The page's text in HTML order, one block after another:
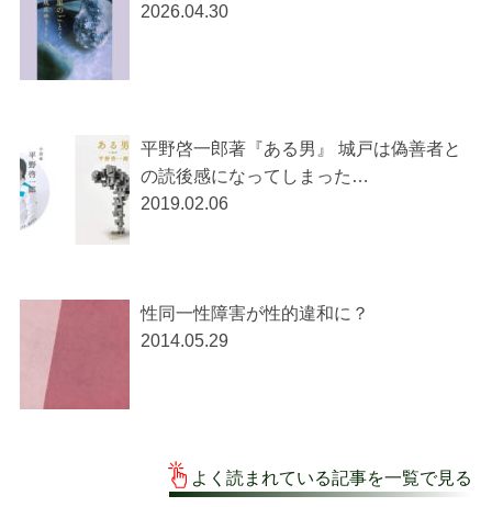
2026.04.30
平野啓一郎著『ある男』 城戸は偽善者と
の読後感になってしまった…
2019.02.06
性同一性障害が性的違和に？
2014.05.29
よく読まれている記事を一覧で見る